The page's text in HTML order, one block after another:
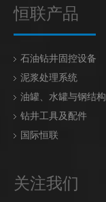
恒联产品
石油钻井固控设备
泥浆处理系统
油罐、水罐与钢结构
钻井工具及配件
国际恒联
关注我们